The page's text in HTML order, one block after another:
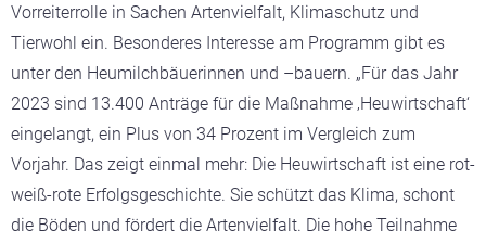
Vorreiterrolle in Sachen Artenvielfalt, Klimaschutz und
Tierwohl ein. Besonderes Interesse am Programm gibt es
unter den Heumilchbäuerinnen und –bauern. „Für das Jahr
2023 sind 13.400 Anträge für die Maßnahme ‚Heuwirtschaft‘
eingelangt, ein Plus von 34 Prozent im Vergleich zum
Vorjahr. Das zeigt einmal mehr: Die Heuwirtschaft ist eine rot-
weiß-rote Erfolgsgeschichte. Sie schützt das Klima, schont
die Böden und fördert die Artenvielfalt. Die hohe Teilnahme